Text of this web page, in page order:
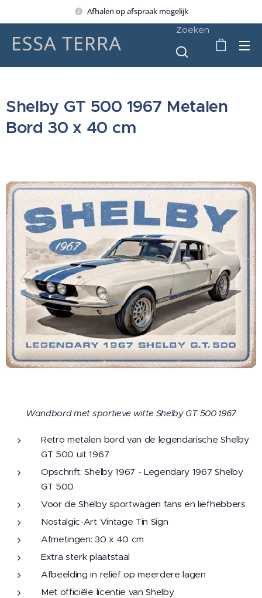
Afhalen op afspraak mogelijk
Zoeken
Shelby GT 500 1967 Metalen
Bord 30 x 40 cm
Wandbord met sportieve witte Shelby GT 500 1967
Retro metalen bord van de legendarische Shelby
GT 500 uit 1967
Opschrift: Shelby 1967 - Legendary 1967 Shelby
GT 500
Voor de Shelby sportwagen fans en liefhebbers
Nostalgic-Art Vintage Tin Sign
Afmetingen: 30 x 40 cm
Extra sterk plaatstaal
Afbeelding in reliëf op meerdere lagen
Met officiële licentie van Shelby